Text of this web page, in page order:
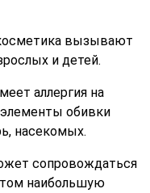
вызывают
и детей.
аллергия на
обивки
насекомых.
сопровождаться
наибольшую